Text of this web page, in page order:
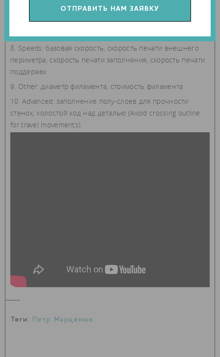
Cooling: охлаждение детали, скорость кулера (в
Speeds: базовая скорость, скорость печати внешнего
периметра, скорость печати заполнения, скорость печати
поддержек
Other: диаметр филамента, стоимость филамента
Advanced: заполнение полу-слоев для прочности
стенок, холостой ход над деталью (Avoid crossing outline
for travel movements)
Теги: Петр Марценюк